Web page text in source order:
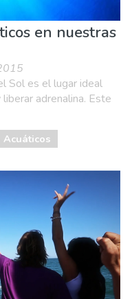
en nuestras
Sol es el lugar ideal
adrenalina. Este